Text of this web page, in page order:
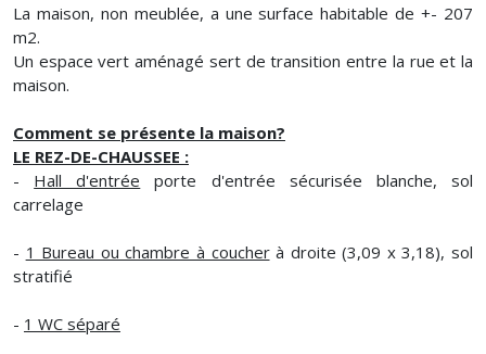
La maison, non meublée, a une surface habitable de +- 207
m2.
Un espace vert aménagé sert de transition entre la rue et la
maison.
Comment se présente la maison?
LE REZ-DE-CHAUSSEE :
- Hall d'entrée porte d'entrée sécurisée blanche, sol
carrelage
- 1 Bureau ou chambre à coucherà droite (3,09 x 3,18), sol
stratifié
- 1 WC séparé